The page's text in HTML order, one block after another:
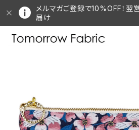
メルマガご登録で10%OFF！翌
届け